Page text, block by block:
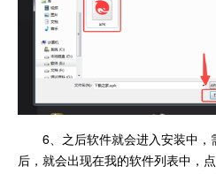
6、之后软件就会进入安装中，
后，就会出现在我的软件列表中，